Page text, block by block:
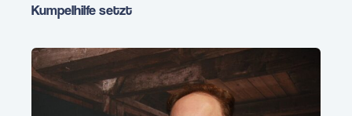
Kumpelhilfe setzt